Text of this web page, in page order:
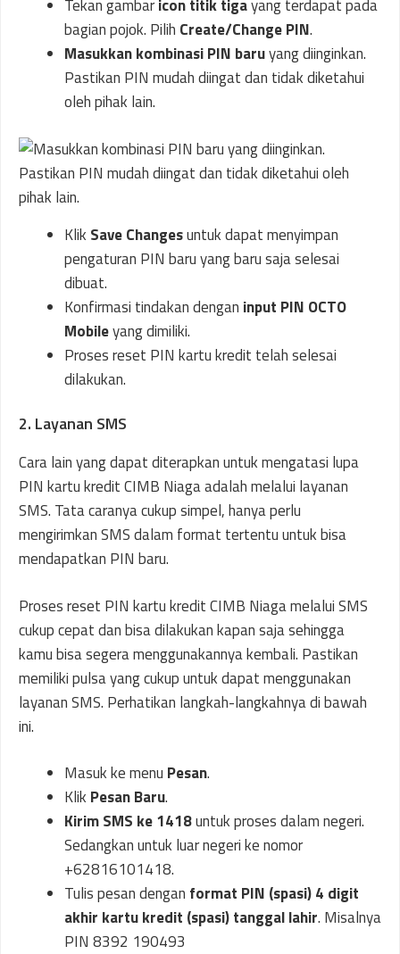
Tekan gambaricon titik tigayang terdapat pada
bagian pojok. Pilih Create/ChangePIN.
Masukkan kombinasi PIN baruyang diinginkan.
Pastikan PIN mudah diingat dan tidak diketahui
oleh pihak lain.
Klik Save Changesuntuk dapat menyimpan
pengaturan PIN baru yang baru saja selesai
dibuat.
Konfirmasi tindakan dengan input PIN OCTO
Mobileyang dimiliki.
Proses reset PIN kartu kredit telah selesai
dilakukan.
2. Layanan SMS
Cara lain yang dapat diterapkan untuk mengatasi lupa
PIN kartu kredit CIMB Niaga adalah melalui layanan
SMS. Tata caranya cukup simpel, hanya perlu
mengirimkan SMS dalam format tertentu untuk bisa
mendapatkan PIN baru.
Proses reset PIN kartu kredit CIMB Niaga melalui SMS
cukup cepat dan bisa dilakukan kapan saja sehingga
kamu bisa segera menggunakannya kembali. Pastikan
memiliki pulsa yang cukup untuk dapat menggunakan
layanan SMS. Perhatikan langkah-langkahnya di bawah
ini.
Masuk ke menu Pesan.
Klik Pesan Baru.
Kirim SMS ke 1418untuk proses dalam negeri.
Sedangkan untuk luar negeri ke nomor
+62816101418.
Tulis pesan dengan format PIN (spasi) 4 digit
akhir kartu kredit (spasi) tanggal lahir. Misalnya
PIN 8392 190493